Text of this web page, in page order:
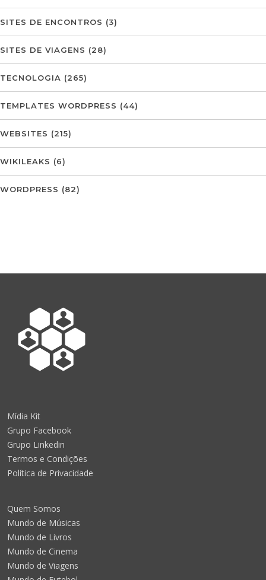
SITES DE ENCONTROS (3)
SITES DE VIAGENS (28)
TECNOLOGIA (265)
TEMPLATES WORDPRESS (44)
WEBSITES (215)
WIKILEAKS (6)
WORDPRESS (82)
Mídia Kit
Grupo Facebook
Grupo Linkedin
Termos e Condições
Política de Privacidade
Quem Somos
Mundo de Músicas
Mundo de Livros
Mundo de Cinema
Mundo de Viagens